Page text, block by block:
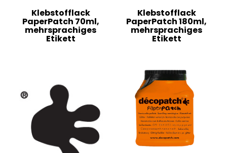
Klebstofflack
PaperPatch 70ml,
mehrsprachiges
Etikett
Klebstofflack
PaperPatch 180ml,
mehrsprachiges
Etikett